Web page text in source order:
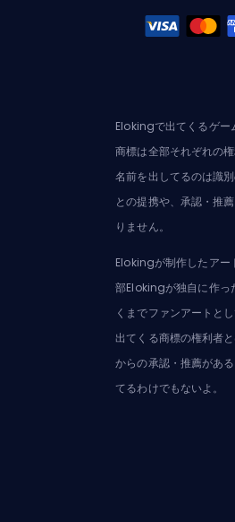
Elokingで出てくるゲー
商標は全部それぞれの
名前を出してるのは識
との提携や、承認・推
りません。
Elokingが制作したアー
部Elokingが独自に作っ
くまでファンアートと
出てくる商標の権利者
からの承認・推薦があ
てるわけでもないよ。